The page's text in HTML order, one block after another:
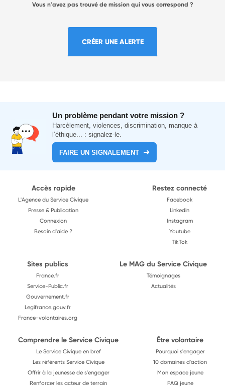
Vous n'avez pas trouvé de mission qui vous correspond ?
CRÉER UNE ALERTE
Un problème pendant votre mission ?
Harcèlement, violences, discrimination, manque à
l’éthique... : signalez-le.
FAIRE UN SIGNALEMENT
Accès rapide
L'Agence du Service Civique
Presse & Publication
Connexion
Besoin d'aide ?
Restez connecté
Facebook
Linkedin
Instagram
Youtube
TikTok
Sites publics
France.fr
Service-Public.fr
Gouvernement.fr
Legifrance.gouv.fr
France-volontaires.org
Le MAG du Service Civique
Témoignages
Actualités
Comprendre le Service Civique
Le Service Civique en bref
Les référents Service Civique
Offrir à la jeunesse de s'engager
Renforcer les acteur de terrain
Être volontaire
Pourquoi s'engager
10 domaines d'action
Mon espace jeune
FAQ jeune